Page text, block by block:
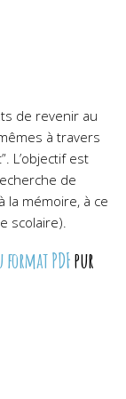
de revenir au
à travers
L’objectif est
de
la mémoire, à ce
scolaire).
format PDFpur